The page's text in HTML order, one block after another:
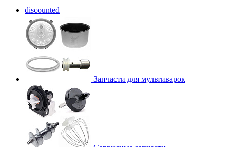
discounted
Запчасти для мультиварок